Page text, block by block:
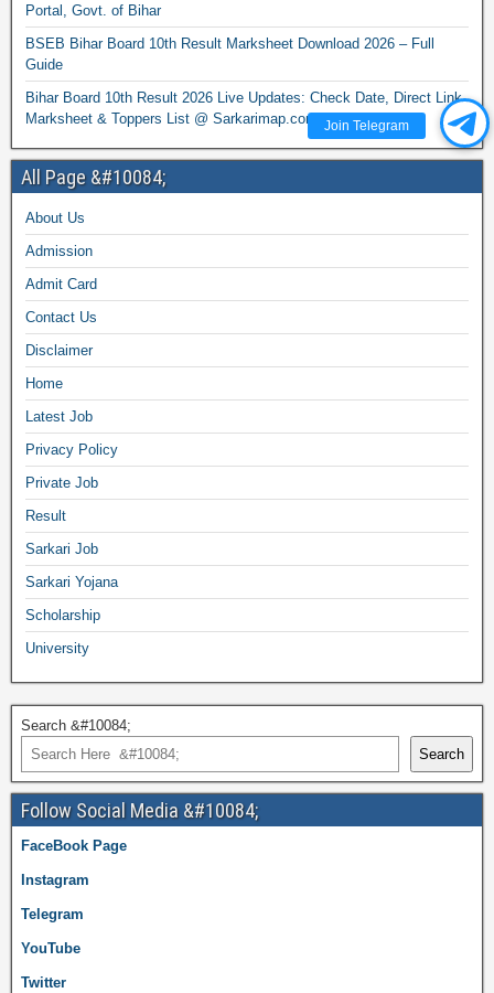
Join Telegram
Portal, Govt. of Bihar
BSEB Bihar Board 10th Result Marksheet Download 2026 – Full
Guide
Bihar Board 10th Result 2026 Live Updates: Check Date, Direct Link,
Marksheet & Toppers List @ Sarkarimap.com
All Page &#10084;
About Us
Admission
Admit Card
Contact Us
Disclaimer
Home
Latest Job
Privacy Policy
Private Job
Result
Sarkari Job
Sarkari Yojana
Scholarship
University
Search &#10084;
Search
Follow Social Media &#10084;
FaceBook Page
Instagram
Telegram
YouTube
Twitter